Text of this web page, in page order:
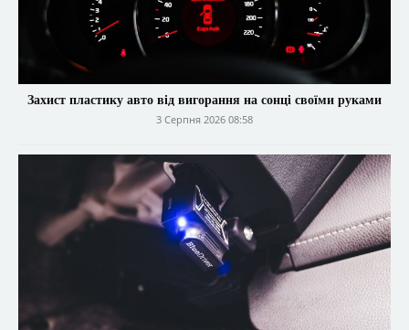
Захист пластику авто від вигорання на сонці своїми руками
3 Серпня 2026 08:58